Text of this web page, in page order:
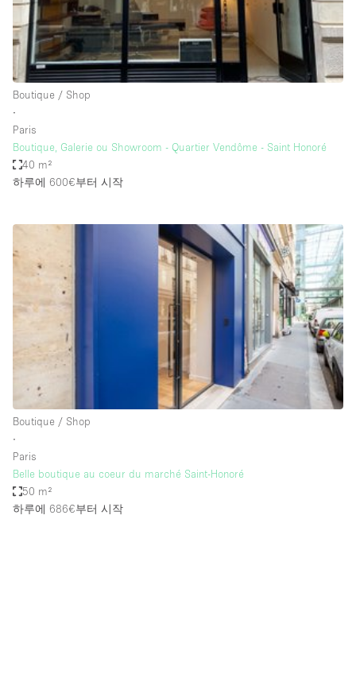
Car Display
Concierge
Counters
Daylight
Elevator
Garden
Ground Floor
Handicap Accessible
Haussmann Style
Heating
Internet
Large Door Entrance
Boutique / Shop
∙
Paris
Boutique, Galerie ou Showroom - Quartier Vendôme - Saint Honoré
40 m²
하루에 600€부터 시작
Boutique / Shop
∙
Paris
Belle boutique au coeur du marché Saint-Honoré
50 m²
하루에 686€부터 시작